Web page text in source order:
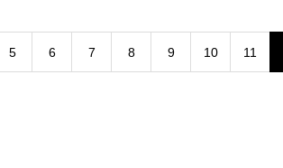
5 6 7 8 9 10 11